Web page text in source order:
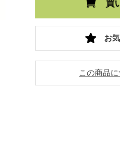
買
この商品
お